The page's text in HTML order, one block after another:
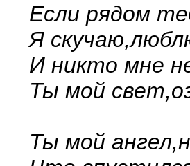
Если рядом
Я
И никто мне
Ты мой
Ты мой